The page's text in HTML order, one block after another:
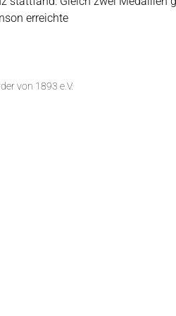
erreichte
von 1893 e.V.